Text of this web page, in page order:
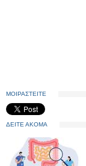
ΜΟΙΡΑΣΤΕΙΤΕ
ΔΕΙΤΕ ΑΚΟΜΑ